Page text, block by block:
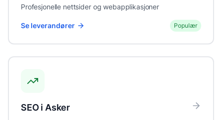
Profesjonelle nettsider og webapplikasjoner
Se leverandører Populær
SEO i Asker